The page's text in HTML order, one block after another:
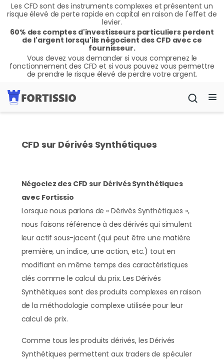
Les CFD sont des instruments complexes et présentent un
risque élevé de perte rapide en capital en raison de l'effet de
levier.
60% des comptes d'investisseurs particuliers perdent
de l'argent lorsqu'ils négocient des CFD avec ce
fournisseur.
Vous devez vous demander si vous comprenez le
fonctionnement des CFD et si vous pouvez vous permettre
de prendre le risque élevé de perdre votre argent.
CFD sur Dérivés Synthétiques
Négociez des CFD sur Dérivés Synthétiques
avec Fortissio
Lorsque nous parlons de « Dérivés Synthétiques »,
nous faisons référence à des dérivés qui simulent
leur actif sous-jacent (qui peut être une matière
première, un indice, une action, etc.) tout en
modifiant en même temps des caractéristiques
clés comme le calcul du prix. Les Dérivés
Synthétiques sont des produits complexes en raison
de la méthodologie complexe utilisée pour leur
calcul de prix.
Comme tous les produits dérivés, les Dérivés
Synthétiques permettent aux traders de spéculer